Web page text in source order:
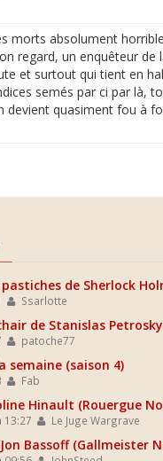
absolument
regard, un enquêteur
et surtout qui tient en
semés par ci par là,
quasiment fou à
de Sherlock
Ssarlotte
de Stanislas Petrosky
patoche77
semaine (saison 4)
Fab
Hinault (Rouergue
13:27 Le Juge Wargrave
Bassoff (Gallmeister